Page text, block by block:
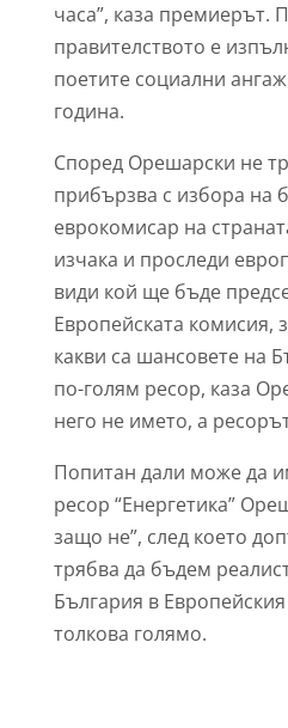
часа”, каза премиерът.
правителството е
поетите социални
година.
Според Орешарски не
прибързва с избора на
еврокомисар на
изчака и проследи
види кой ще бъде
Европейската комисия,
какви са шансовете на
по-голям ресор, каза
него не името, а
Попитан дали може да
ресор “Енергетика”
защо не”, след което
трябва да бъдем
България в
толкова голямо.